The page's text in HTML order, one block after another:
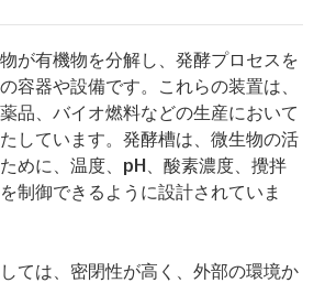
が有機物を分解し、発酵プロセスを
容器や設備です。これらの装置は、
品、バイオ燃料などの生産において
しています。発酵槽は、微生物の活
めに、温度、pH、酸素濃度、攪拌
制御できるように設計されていま
ては、密閉性が高く、外部の環境か